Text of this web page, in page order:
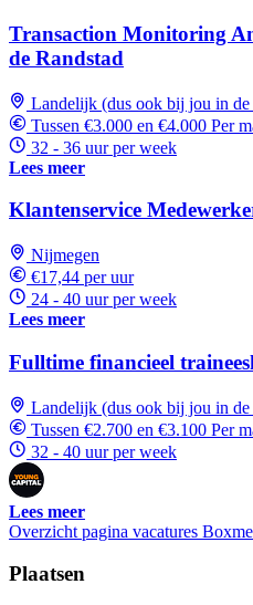
Transaction Monitoring
de Randstad
Landelijk (dus ook bij jou in de
Tussen €3.000 en €4.000 Per
32 - 36 uur per week
Lees meer
Klantenservice
Nijmegen
€17,44 per uur
24 - 40 uur per week
Lees meer
Fulltime financieel
Landelijk (dus ook bij jou in de
Tussen €2.700 en €3.100 Per
32 - 40 uur per week
Lees meer
Overzicht pagina vacatures
Plaatsen